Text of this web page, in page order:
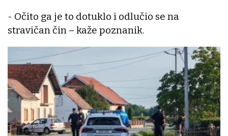
- Očito ga je to dotuklo i odlučio se na
stravičan čin – kaže poznanik.